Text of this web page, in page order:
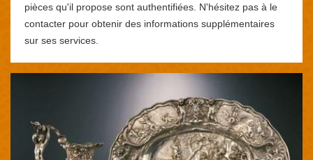
pièces qu'il propose sont authentifiées. N'hésitez pas à le
contacter pour obtenir des informations supplémentaires
sur ses services.